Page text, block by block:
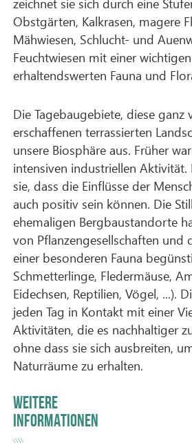
Obstgärten, Kalkrasen, magere
Mähwiesen, Schlucht- und
Feuchtwiesen mit einer
erhaltendswerten Fauna und
Die Tagebaugebiete, diese ganz
erschaffenen terrassierten
unsere Biosphäre aus. Früher
intensiven industriellen Aktivität.
sie, dass die Einflüsse der
auch positiv sein können. Die
ehemaligen Bergbaustandorte
von Pflanzengesellschaften und
einer besonderen Fauna
Schmetterlinge, Fledermäuse,
Eidechsen, Reptilien, Vögel, ...).
jeden Tag in Kontakt mit einer
Aktivitäten, die es nachhaltiger
ohne dass sie sich ausbreiten,
Naturräume zu erhalten.
WEITERE
INFORMATIONEN